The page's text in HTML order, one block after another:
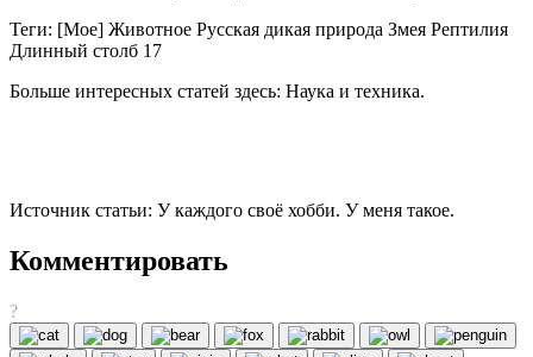
Теги: [Мое] Животное Русская дикая природа Змея Рептилия
Длинный столб 17
Больше интересных статей здесь: Наука и техника.
Источник статьи: У каждого своё хобби. У меня такое.
Комментировать
?